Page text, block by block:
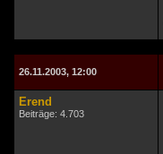
26.11.2003, 12:00
Erend
Beiträge: 4.703